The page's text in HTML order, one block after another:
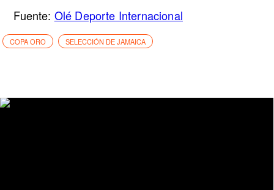
Fuente: Olé Deporte Internacional
COPA ORO SELECCIÓN DE JAMAICA